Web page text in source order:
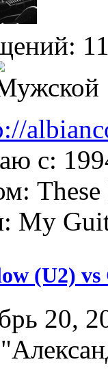
с:
These
My
(U2) vs
20,